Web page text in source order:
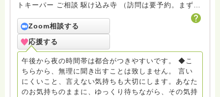
トキーパー ご相談 駆け込み寺 （訪問は要予約。まずは
ターミナルケア、看取り、グリーフケア、希死念慮、自
死、産前産後うつ、育児、DV、デートDV、トラウマ、
PTSD、傾聴トレーナー、手話、要約筆記、行政相談
員、女性支援員、小学校 中学校支援員としても、ケア
サポートをしています。 ◆一般社団法人『グリーフケア
ともしび』理事長 【ともしび遺族会】運営 毎月 第１
金・昼夜2回開催（大阪駅前第3ビル） 14：00〜，18：
Zoom相談する
応援する
午後から夜の時間帯は都合がつきやすいです。 ◆こ
ちらから、無理に聞き出すことは致しません。 言い
にくいこと、言えない気持ちも大切にします。あなた
のお気持ちのままに、ゆっくり待ちながら、その気持